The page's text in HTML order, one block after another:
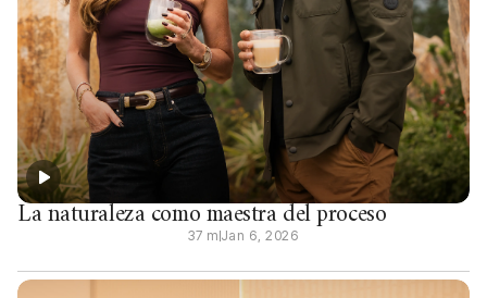
La naturaleza como maestra del proceso
37 mJan 6, 2026